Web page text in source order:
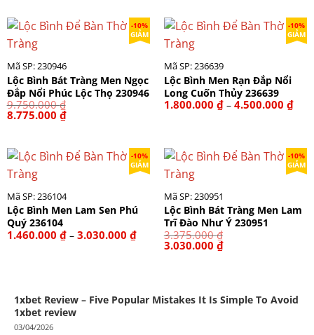
3.375.000 ₫ 3.030.000 ₫.
-10%
GIẢM
Mã SP: 230946
Lộc Bình Bát Tràng Men Ngọc
Đắp Nổi Phúc Lộc Thọ 230946
9.750.000₫
Giá
gốc
8.775.000 ₫Giá
hiện
8.775.000 ₫.
-10%
GIẢM
Mã SP: 236639
Lộc Bình Men Rạn Đắp Nổi
Long Cuốn Thủy 236639
1.800.000 ₫ – 4.500.000 ₫
giá:
-10%
GIẢM
Mã SP: 236104
Lộc Bình Men Lam Sen Phú
Quý 236104
1.460.000 ₫ – 3.030.000 ₫Khoảng
giá:
-10%
GIẢM
Mã SP: 230951
Lộc Bình Bát Tràng Men Lam
Trĩ Đào Như Ý 230951
3.375.000₫
Giá
gốc
3.030.000 ₫Giá
hiện
1xbet Review – Five Popular Mistakes It Is Simple To Avoid
1xbet review
03/04/2026